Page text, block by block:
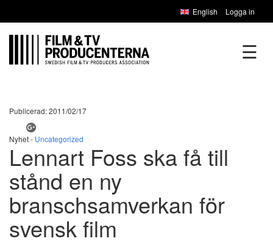
English Logga in
☰
Publicerad: 2011/02/17
Nyhet - Uncategorized
Lennart Foss ska få till
stånd en ny
branschsamverkan för
svensk film